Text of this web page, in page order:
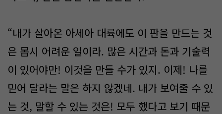
“내가 살아온 아세아 대륙에도 이 판을 만드는 것
은 몹시 어려운 일이라. 많은 시간과 돈과 기술력
이 있어야만! 이것을 만들 수가 있지. 이제! 나를
믿어 달라는 말은 하지 않겠네. 내가 보여줄 수 있
는 것, 말할 수 있는 것은! 모두 했다고 보기 때문